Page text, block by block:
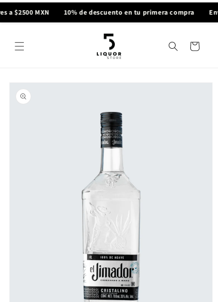
Ir
directamente
a $2500 MXN 10% de descuento en tu primera compra
Carrito
directamente
a la
información